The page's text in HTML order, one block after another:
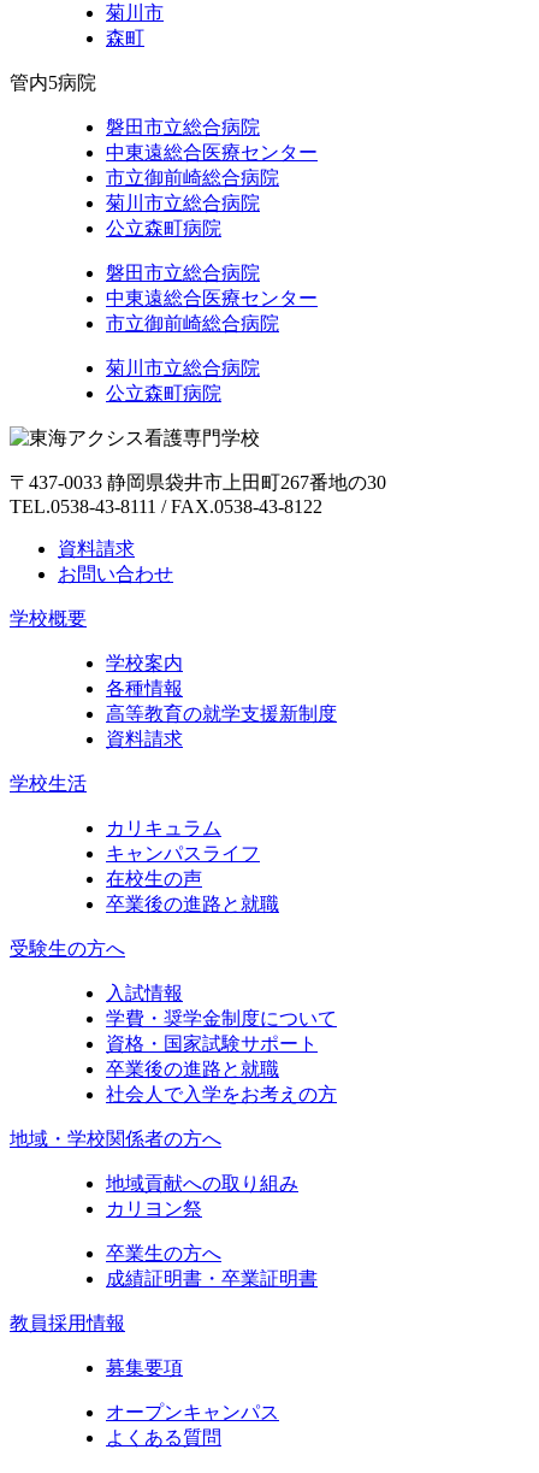
菊川市
森町
管内5病院
磐田市立総合病院
中東遠総合医療センター
市立御前崎総合病院
菊川市立総合病院
公立森町病院
磐田市立総合病院
中東遠総合医療センター
市立御前崎総合病院
菊川市立総合病院
公立森町病院
〒437-0033 静岡県袋井市上田町267番地の30
TEL.0538-43-8111 / FAX.0538-43-8122
資料請求
お問い合わせ
学校概要
学校案内
各種情報
高等教育の就学支援新制度
資料請求
学校生活
カリキュラム
キャンパスライフ
在校生の声
卒業後の進路と就職
受験生の方へ
入試情報
学費・奨学金制度について
資格・国家試験サポート
卒業後の進路と就職
社会人で入学をお考えの方
地域・学校関係者の方へ
地域貢献への取り組み
カリヨン祭
卒業生の方へ
成績証明書・卒業証明書
教員採用情報
募集要項
オープンキャンパス
よくある質問